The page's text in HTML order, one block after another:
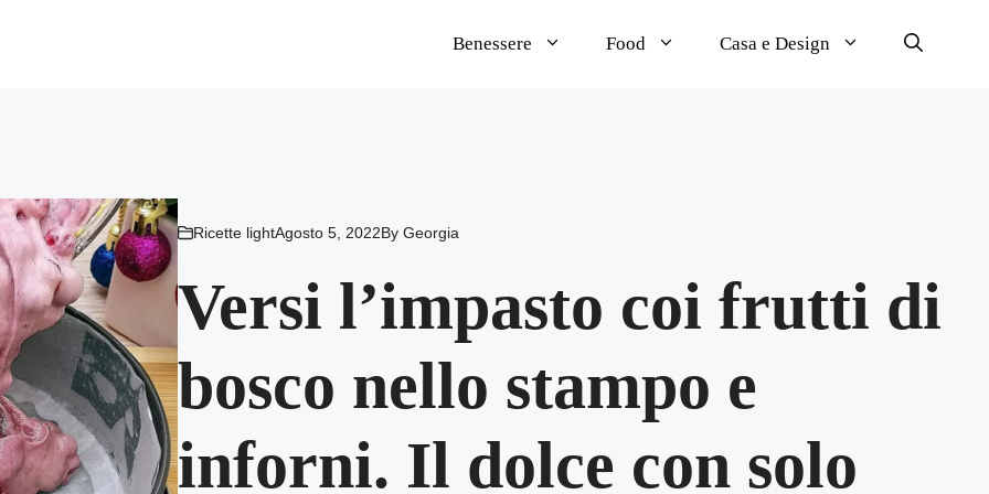
Benessere Food Casa e Design
Ricette lightAgosto 5, 2022By Georgia
Versi l’impasto coi frutti di
bosco nello stampo e
inforni. Il dolce con solo